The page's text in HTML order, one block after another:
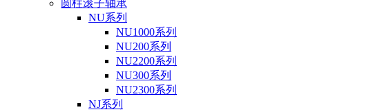
圆柱滚子轴承
NU系列
NU1000系列
NU200系列
NU2200系列
NU300系列
NU2300系列
NJ系列